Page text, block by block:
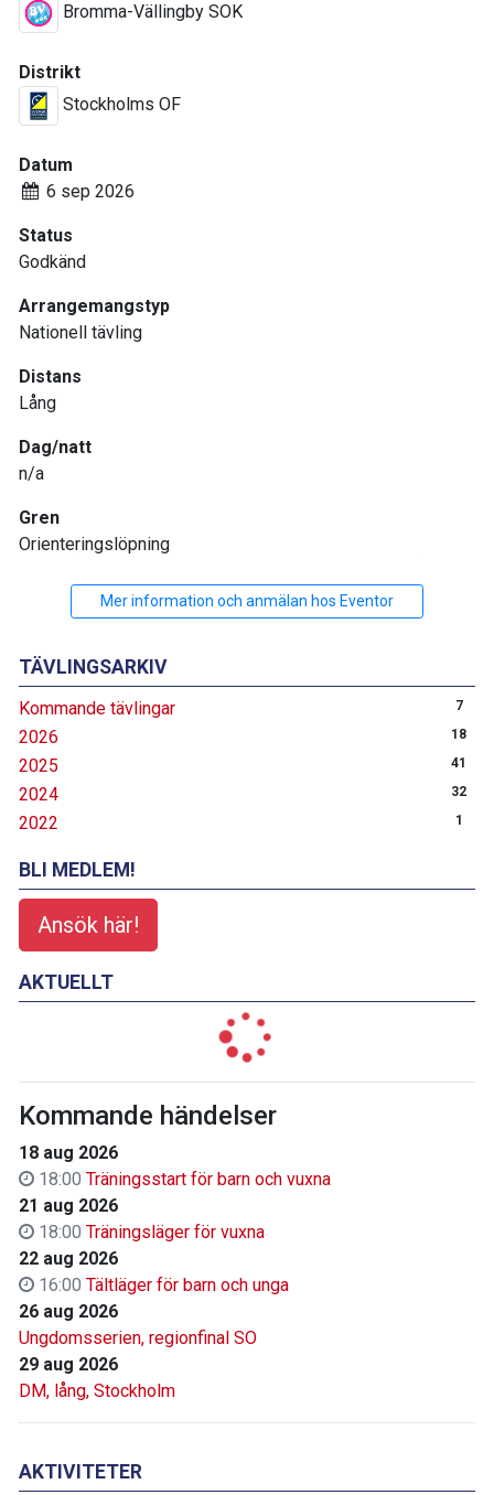
TÄVLINGSARKIV
Kommande tävlingar 7
2026 18
2025 41
2024 32
2022 1
BLI MEDLEM!
Ansök här!
AKTUELLT
Kommande händelser
18 aug 2026
18:00 Träningsstart för barn och vuxna
21 aug 2026
18:00 Träningsläger för vuxna
22 aug 2026
16:00 Tältläger för barn och unga
26 aug 2026
Ungdomsserien, regionfinal SO
29 aug 2026
DM, lång, Stockholm
AKTIVITETER
Bromma-Vällingby SOK
Distrikt
Stockholms OF
Datum
6 sep 2026
Status
Godkänd
Arrangemangstyp
Nationell tävling
Distans
Lång
Dag/natt
n/a
Gren
Orienteringslöpning
Mer information och anmälan hos Eventor